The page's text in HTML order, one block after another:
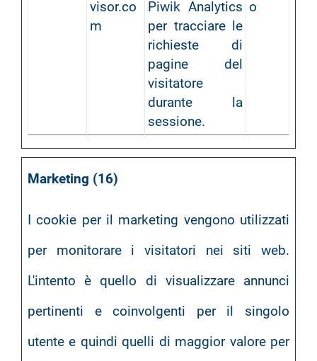
visor.co
m
Piwik Analytics
per tracciare le
richieste di
pagine del
visitatore
durante la
sessione.
o
Marketing (16)
I cookie per il marketing vengono utilizzati
per monitorare i visitatori nei siti web.
L'intento è quello di visualizzare annunci
pertinenti e coinvolgenti per il singolo
utente e quindi quelli di maggior valore per